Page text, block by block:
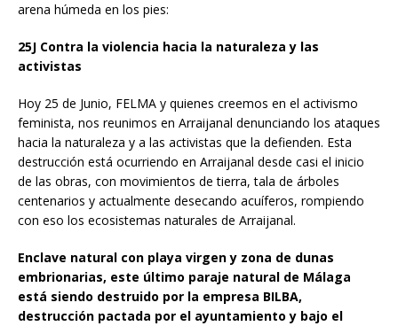
arena húmeda en los pies:
25J Contra la violencia hacia la naturaleza y las
activistas
Hoy 25 de Junio, FELMA y quienes creemos en el activismo
feminista, nos reunimos en Arraijanal denunciando los ataques
hacia la naturaleza y a las activistas que la defienden. Esta
destrucción está ocurriendo en Arraijanal desde casi el inicio
de las obras, con movimientos de tierra, tala de árboles
centenarios y actualmente desecando acuíferos, rompiendo
con eso los ecosistemas naturales de Arraijanal.
Enclave natural con playa virgen y zona de dunas
embrionarias, este último paraje natural de Málaga
está siendo destruido por la empresa BILBA,
destrucción pactada por el ayuntamiento y bajo el